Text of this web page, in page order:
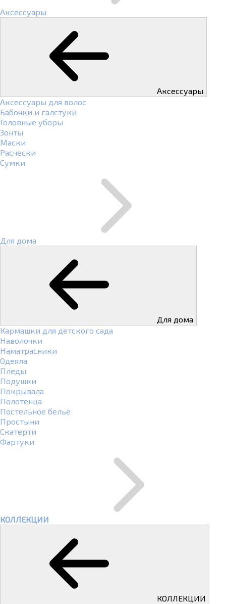
Аксессуары
Аксессуары
Аксессуары для волос
Бабочки и галстуки
Головные уборы
Зонты
Маски
Расчески
Сумки
Для дома
Для дома
Кармашки для детского сада
Наволочки
Наматрасники
Одеяла
Пледы
Подушки
Покрывала
Полотенца
Постельное белье
Простыни
Скатерти
Фартуки
КОЛЛЕКЦИИ
КОЛЛЕКЦИИ